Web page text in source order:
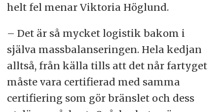
helt fel menar Viktoria Höglund.
– Det är så mycket logistik bakom i
själva massbalanseringen. Hela kedjan
alltså, från källa tills att det når fartyget
måste vara certifierad med samma
certifiering som gör bränslet och dess